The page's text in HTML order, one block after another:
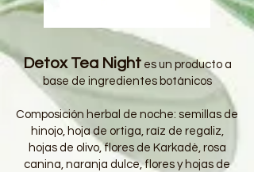
Detox Tea Nightes un producto a
base de ingredientes botánicos
Composición herbal de noche: semillas de
hinojo, hoja de ortiga, raíz de regaliz,
hojas de olivo, flores de Karkadè, rosa
canina, naranja dulce, flores y hojas de